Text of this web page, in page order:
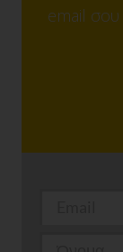
email